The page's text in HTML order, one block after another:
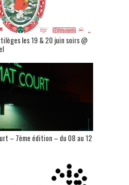
les 19 & 20 juin soirs @
– 7ème édition – du 08 au 12